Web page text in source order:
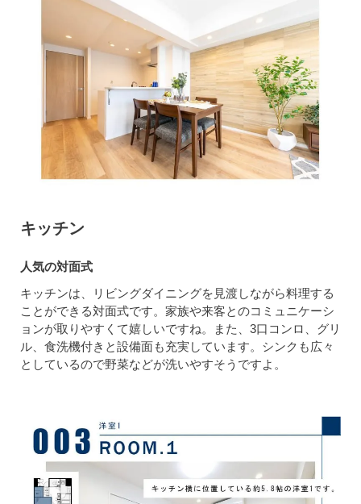
キッチン
人気の対面式
キッチンは、リビングダイニングを見渡しながら料理する
ことができる対面式です。家族や来客とのコミュニケーシ
ョンが取りやすくて嬉しいですね。また、3口コンロ、グリ
ル、食洗機付きと設備面も充実しています。シンクも広々
としているので野菜などが洗いやすそうですよ。